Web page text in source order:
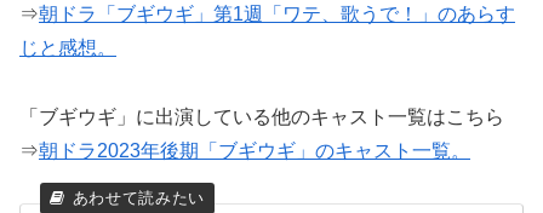
⇒朝ドラ「ブギウギ」第1週「ワテ、歌うで！」のあらす
じと感想。
「ブギウギ」に出演している他のキャスト一覧はこちら
⇒朝ドラ2023年後期「ブギウギ」のキャスト一覧。